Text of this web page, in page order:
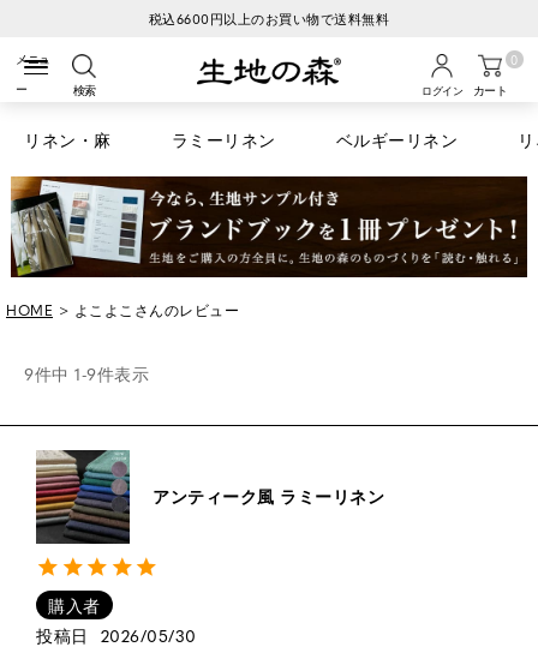
税込6600円以上のお買い物で送料無料
検索 ログイン カート
0
リネン・麻 ラミーリネン ベルギーリネン
HOME よこよこさんのレビュー
9件中 1-9件表示
アンティーク風 ラミーリネン
購入者
投稿日
2026/05/30